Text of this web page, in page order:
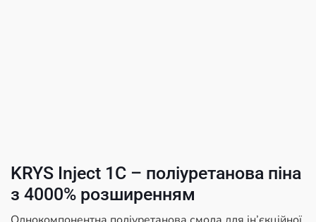
KRYS Inject 1C – поліуретанова піна
з 4000% розширенням